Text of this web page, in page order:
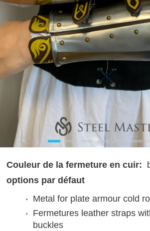
Couleur de la fermeture en cuir:
options par défaut
Metal for plate armour cold
Fermetures leather straps
buckles